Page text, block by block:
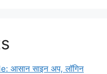
आसान साइन अप, लॉगिन